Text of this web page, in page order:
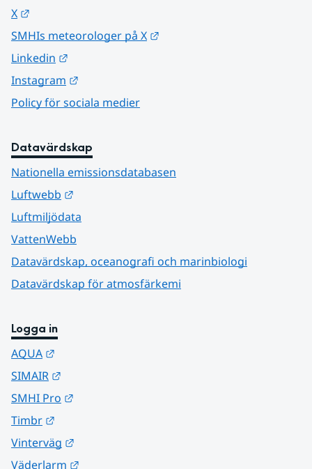
X
SMHIs meteorologer på X
Linkedin
Instagram
Policy för sociala medier
Datavärdskap
Nationella emissionsdatabasen
Luftwebb
Luftmiljödata
VattenWebb
Datavärdskap, oceanografi och marinbiologi
Datavärdskap för atmosfärkemi
Logga in
AQUA
SIMAIR
SMHI Pro
Timbr
Vinterväg
Väderlarm